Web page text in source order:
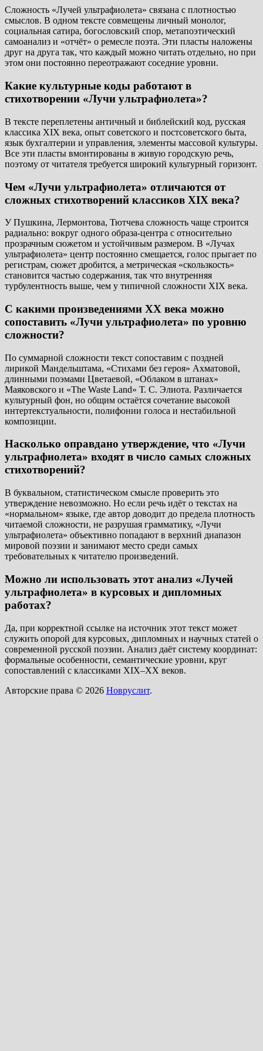
Сложность «Лучей ультрафиолета» связана с плотностью
смыслов. В одном тексте совмещены личный монолог,
социальная сатира, богословский спор, метапоэтический
самоанализ и «отчёт» о ремесле поэта. Эти пласты наложены
друг на друга так, что каждый можно читать отдельно, но при
этом они постоянно переотражают соседние уровни.
Какие культурные коды работают в
стихотворении «Лучи ультрафиолета»?
В тексте переплетены античный и библейский код, русская
классика XIX века, опыт советского и постсоветского быта,
язык бухгалтерии и управления, элементы массовой культуры.
Все эти пласты вмонтированы в живую городскую речь,
поэтому от читателя требуется широкий культурный горизонт.
Чем «Лучи ультрафиолета» отличаются от
сложных стихотворений классиков XIX века?
У Пушкина, Лермонтова, Тютчева сложность чаще строится
радиально: вокруг одного образа-центра с относительно
прозрачным сюжетом и устойчивым размером. В «Лучах
ультрафиолета» центр постоянно смещается, голос прыгает по
регистрам, сюжет дробится, а метрическая «скользкость»
становится частью содержания, так что внутренняя
турбулентность выше, чем у типичной сложности XIX века.
С какими произведениями XX века можно
сопоставить «Лучи ультрафиолета» по уровню
сложности?
По суммарной сложности текст сопоставим с поздней
лирикой Мандельштама, «Стихами без героя» Ахматовой,
длинными поэмами Цветаевой, «Облаком в штанах»
Маяковского и «The Waste Land» Т. С. Элиота. Различается
культурный фон, но общим остаётся сочетание высокой
интертекстуальности, полифонии голоса и нестабильной
композиции.
Насколько оправдано утверждение, что «Лучи
ультрафиолета» входят в число самых сложных
стихотворений?
В буквальном, статистическом смысле проверить это
утверждение невозможно. Но если речь идёт о текстах на
«нормальном» языке, где автор доводит до предела плотность
читаемой сложности, не разрушая грамматику, «Лучи
ультрафиолета» объективно попадают в верхний диапазон
мировой поэзии и занимают место среди самых
требовательных к читателю произведений.
Можно ли использовать этот анализ «Лучей
ультрафиолета» в курсовых и дипломных
работах?
Да, при корректной ссылке на источник этот текст может
служить опорой для курсовых, дипломных и научных статей о
современной русской поэзии. Анализ даёт систему координат:
формальные особенности, семантические уровни, круг
сопоставлений с классиками XIX–XX веков.
Авторские права © 2026 Новруслит.